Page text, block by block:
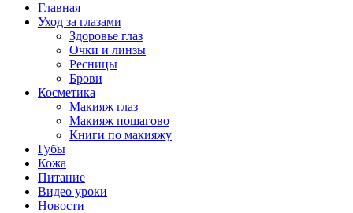
Главная
Уход за глазами
Здоровье глаз
Очки и линзы
Ресницы
Брови
Косметика
Макияж глаз
Макияж пошагово
Книги по макияжу
Губы
Кожа
Питание
Видео уроки
Новости